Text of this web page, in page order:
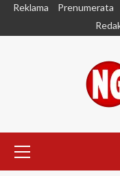
SkipReklama Prenumerata
Menu